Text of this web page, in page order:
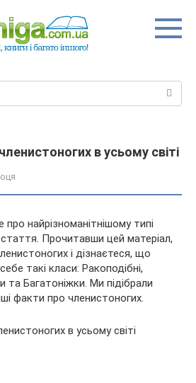
в усьому світі
найрізноманітнішому типі
Прочитавши цей матеріал,
і дізнаєтеся, що
такі класи: Ракоподібні,
та Багатоніжки. Ми підібрали
факти про членистоногих.